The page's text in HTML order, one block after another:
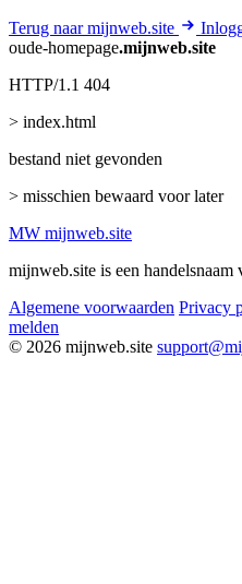
Terug naar mijnweb.site
oude-homepage.mijnweb.site
HTTP/1.1 404
> index.html
bestand niet gevonden
> misschien bewaard voor later
MW mijnweb.site
mijnweb.site is een
Algemene voorwaarden Privacy
melden
© 2026 mijnweb.site